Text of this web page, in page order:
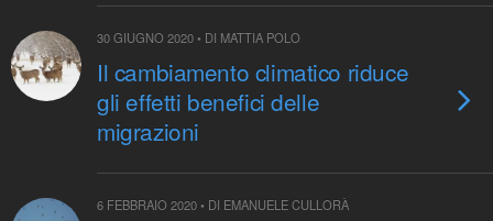
30 GIUGNO 2020 • DI MATTIA POLO
Il cambiamento climatico riduce
gli effetti benefici delle
migrazioni
6 FEBBRAIO 2020 • DI EMANUELE CULLORÀ